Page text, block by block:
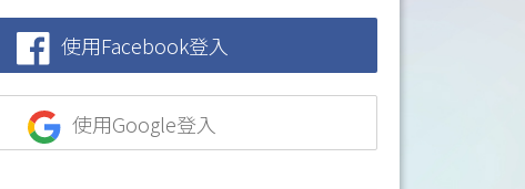
使用Facebook登入
使用Google登入